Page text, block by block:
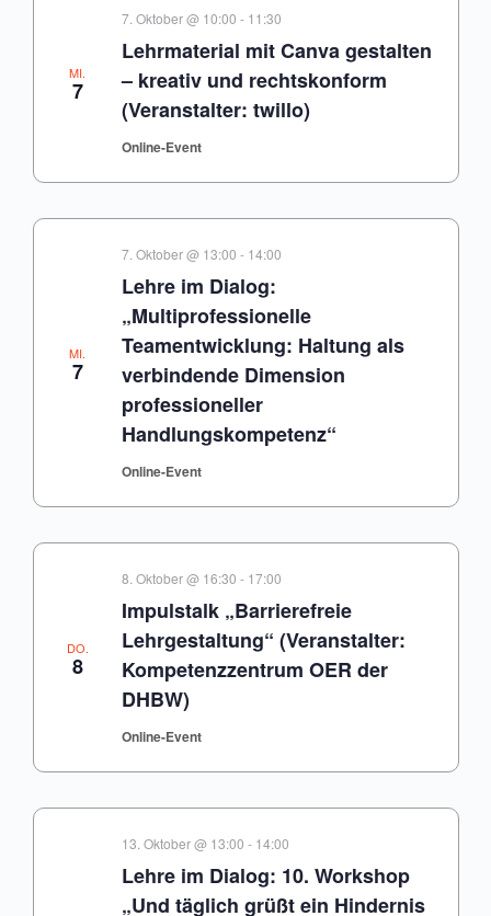
MI.
7
Lehrmaterial mit Canva gestalten
– kreativ und rechtskonform
(Veranstalter: twillo)
7. Oktober @ 10:00 - 11:30
Online-Event
MI.
7
Lehre im Dialog:
„Multiprofessionelle
Teamentwicklung: Haltung als
verbindende Dimension
professioneller
Handlungskompetenz“
7. Oktober @ 13:00 - 14:00
Online-Event
DO.
8
Impulstalk „Barrierefreie
Lehrgestaltung“ (Veranstalter:
Kompetenzzentrum OER der
DHBW)
8. Oktober @ 16:30 - 17:00
Online-Event
Lehre im Dialog: 10. Workshop
„Und täglich grüßt ein Hindernis
13. Oktober @ 13:00 - 14:00